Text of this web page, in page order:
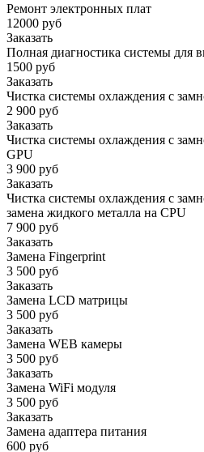
Ремонт электронных плат
12000 руб
Заказать
Полная диагностика системы для
1500 руб
Заказать
Чистка системы охлаждения с
2 900 руб
Заказать
Чистка системы охлаждения с
GPU
3 900 руб
Заказать
Чистка системы охлаждения с
замена жидкого металла на CPU
7 900 руб
Заказать
Замена Fingerprint
3 500 руб
Заказать
Замена LCD матрицы
3 500 руб
Заказать
Замена WEB камеры
3 500 руб
Заказать
Замена WiFi модуля
3 500 руб
Заказать
Замена адаптера питания
600 руб